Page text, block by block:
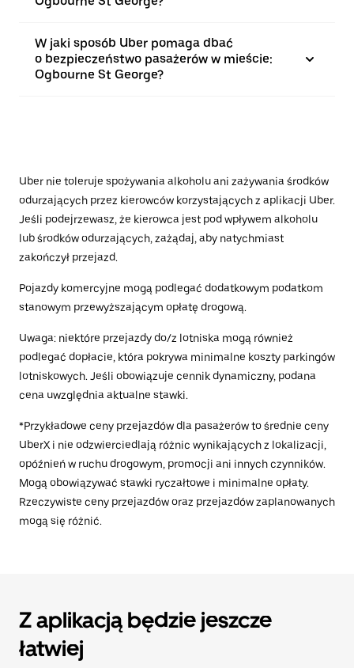
W jaki sposób Uber pomaga dbać
o bezpieczeństwo pasażerów w mieście:
Ogbourne St George?
Uber nie toleruje spożywania alkoholu ani zażywania środków
odurzających przez kierowców korzystających z aplikacji Uber.
Jeśli podejrzewasz, że kierowca jest pod wpływem alkoholu
lub środków odurzających, zażądaj, aby natychmiast
zakończył przejazd.
Pojazdy komercyjne mogą podlegać dodatkowym podatkom
stanowym przewyższającym opłatę drogową.
Uwaga: niektóre przejazdy do/z lotniska mogą również
podlegać dopłacie, która pokrywa minimalne koszty parkingów
lotniskowych. Jeśli obowiązuje cennik dynamiczny, podana
cena uwzględnia aktualne stawki.
*Przykładowe ceny przejazdów dla pasażerów to średnie ceny
UberX i nie odzwierciedlają różnic wynikających z lokalizacji,
opóźnień w ruchu drogowym, promocji ani innych czynników.
Mogą obowiązywać stawki ryczałtowe i minimalne opłaty.
Rzeczywiste ceny przejazdów oraz przejazdów zaplanowanych
mogą się różnić.
Z aplikacją będzie jeszcze
łatwiej